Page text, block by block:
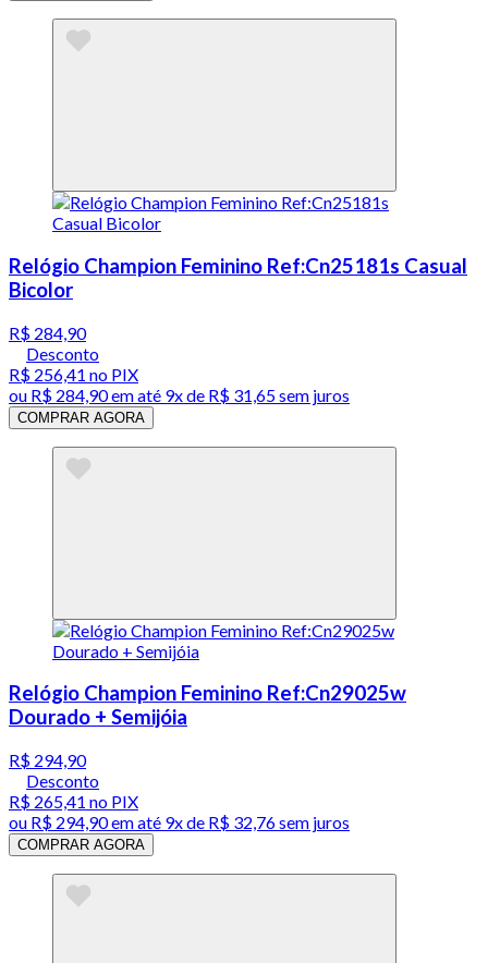
Relógio Champion Feminino Ref:Cn25181s Casual
Bicolor
R$ 284,90
Desconto
R$ 256,41 no PIX
ou R$ 284,90em até 9x de R$ 31,65 sem juros
COMPRAR AGORA
Relógio Champion Feminino Ref:Cn29025w
Dourado + Semijóia
R$ 294,90
Desconto
R$ 265,41 no PIX
ou R$ 294,90em até 9x de R$ 32,76 sem juros
COMPRAR AGORA